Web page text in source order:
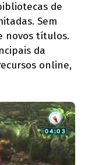
de
Sem
novos títulos.
da
online,